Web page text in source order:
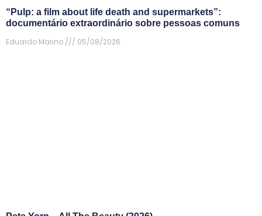
“Pulp: a film about life death and supermarkets”:
documentário extraordinário sobre pessoas comuns
Eduardo Marino
05/08/2026